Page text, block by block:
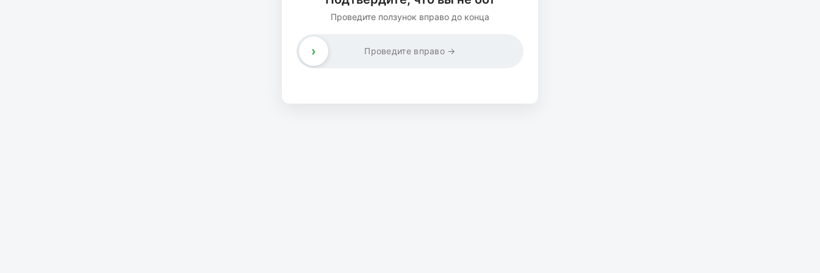
Проведите ползунок вправо до конца
Проведите вправо →
›